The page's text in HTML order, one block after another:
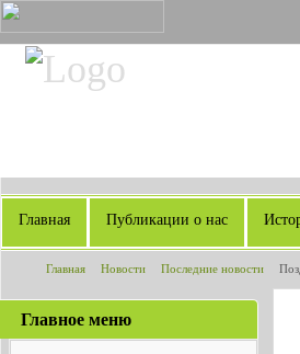
Главная Публикации о нас
Главная Новости Последние новости
Главное меню